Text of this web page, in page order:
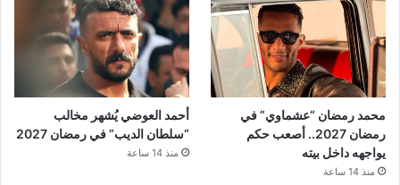
محمد رمضان “عشماوي” في
رمضان 2027.. أصعب حكم
يواجهه داخل بيته
منذ 14 ساعة
أحمد العوضي يُشهر مخالب
“سلطان الديب” في رمضان 2027
منذ 14 ساعة